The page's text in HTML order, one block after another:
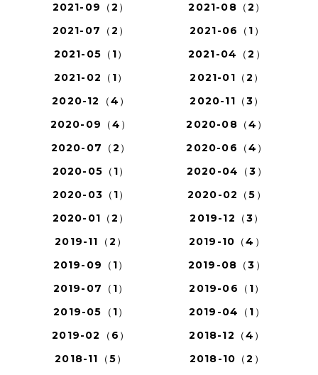
2021-09（2）
2021-08（2）
2021-07（2）
2021-06（1）
2021-05（1）
2021-04（2）
2021-02（1）
2021-01（2）
2020-12（4）
2020-11（3）
2020-09（4）
2020-08（4）
2020-07（2）
2020-06（4）
2020-05（1）
2020-04（3）
2020-03（1）
2020-02（5）
2020-01（2）
2019-12（3）
2019-11（2）
2019-10（4）
2019-09（1）
2019-08（3）
2019-07（1）
2019-06（1）
2019-05（1）
2019-04（1）
2019-02（6）
2018-12（4）
2018-11（5）
2018-10（2）